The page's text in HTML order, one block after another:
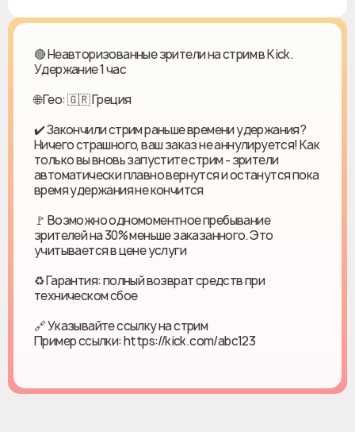
🔴 Неавторизованные зрители на стрим в Kick.
Удержание 1 час
🌐 Гео: 🇬🇷 Греция
✔️ Закончили стрим раньше времени удержания?
Ничего страшного, ваш заказ не аннулируется! Как
только вы вновь запустите стрим - зрители
автоматически плавно вернутся и останутся пока
время удержания не кончится
🚩 Возможно одномоментное пребывание
зрителей на 30% меньше заказанного. Это
учитывается в цене услуги
♻ Гарантия: полный возврат средств при
техническом сбое
🔗 Указывайте ссылку на стрим
Пример ссылки: https://kick.com/abc123